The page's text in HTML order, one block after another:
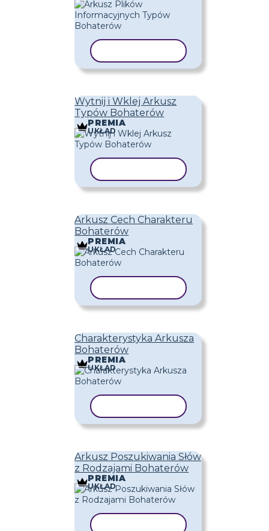
Wytnij i Wklej Arkusz
Typów Bohaterów
PREMIA
UKŁAD
Arkusz Cech Charakteru
Bohaterów
PREMIA
UKŁAD
Charakterystyka Arkusza
Bohaterów
PREMIA
UKŁAD
Arkusz Poszukiwania Słów
z Rodzajami Bohaterów
PREMIA
UKŁAD